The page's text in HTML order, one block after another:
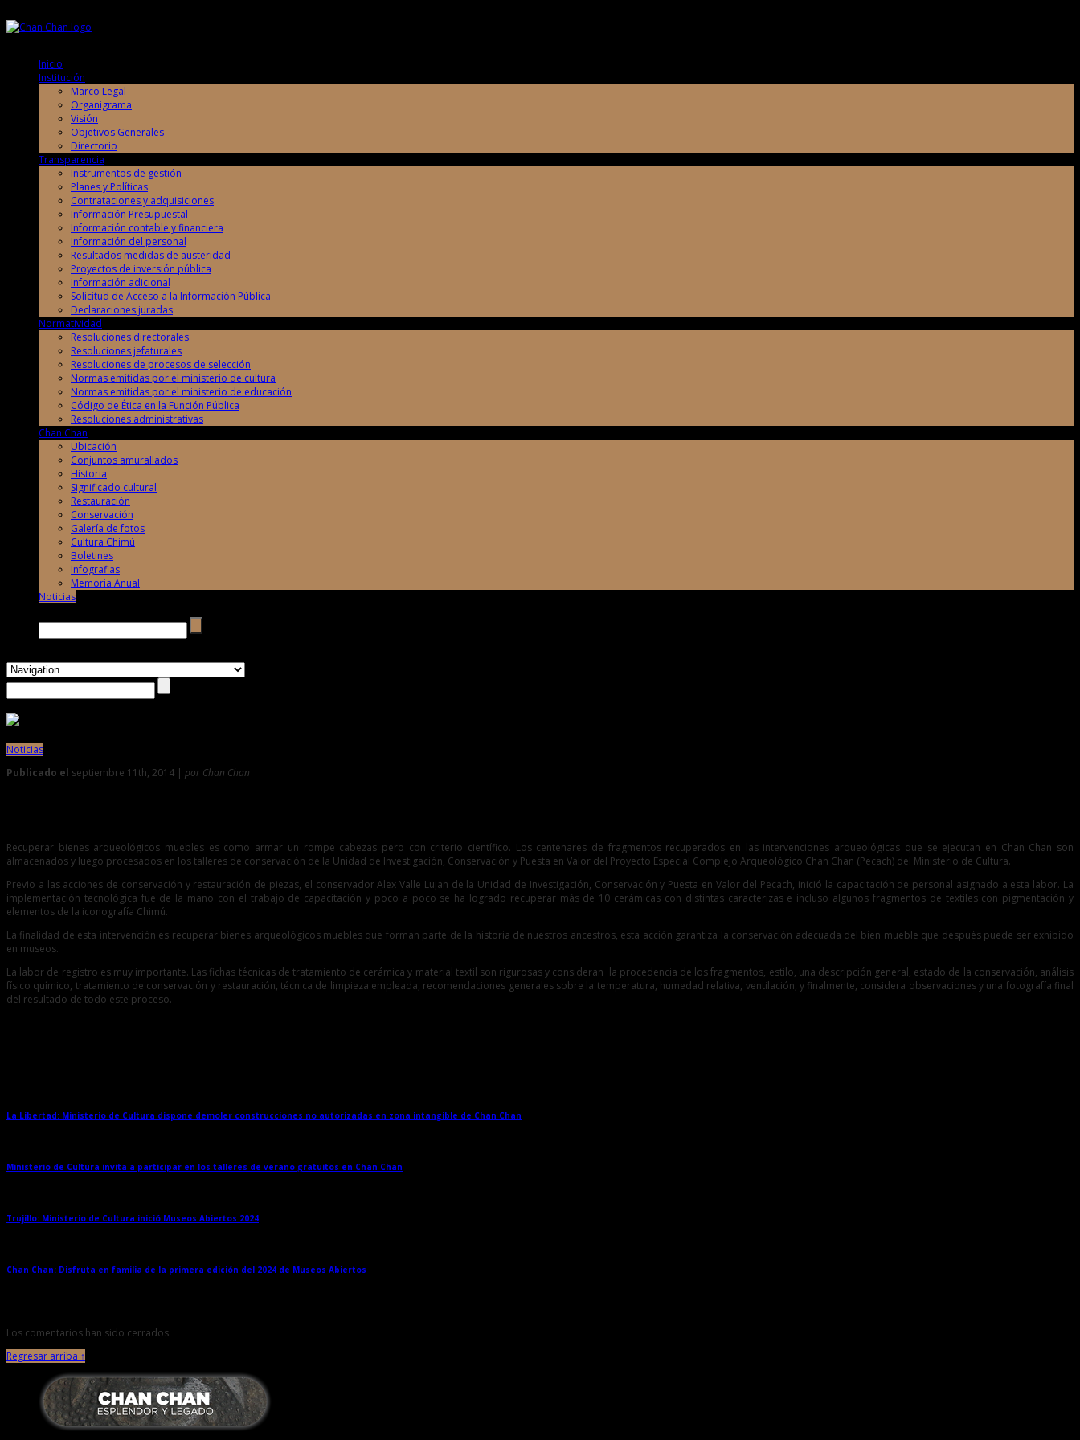
Inicio
Institución
Marco Legal
Organigrama
Visión
Objetivos Generales
Directorio
Transparencia
Instrumentos de gestión
Planes y Políticas
Contrataciones y adquisiciones
Información Presupuestal
Información contable y financiera
Información del personal
Resultados medidas de austeridad
Proyectos de inversión pública
Información adicional
Solicitud de Acceso a la Información Pública
Declaraciones juradas
Normatividad
Resoluciones directorales
Resoluciones jefaturales
Resoluciones de procesos de selección
Normas emitidas por el ministerio de cultura
Normas emitidas por el ministerio de educación
Código de Ética en la Función Pública
Resoluciones administrativas
Chan Chan
Ubicación
Conjuntos amurallados
Historia
Significado cultural
Restauración
Conservación
Galería de fotos
Cultura Chimú
Boletines
Infografias
Memoria Anual
Noticias
Noticias
Publicado el septiembre 11th, 2014 | por Chan Chan
Recuperar bienes arqueológicos muebles es como armar un rompe cabezas pero con criterio científico. Los centenares de fragmentos recuperados en las intervenciones arqueológicas que se ejecutan en Chan Chan son
almacenados y luego procesados en los talleres de conservación de la Unidad de Investigación, Conservación y Puesta en Valor del Proyecto Especial Complejo Arqueológico Chan Chan (Pecach) del Ministerio de Cultura.
Previo a las acciones de conservación y restauración de piezas, el conservador Alex Valle Lujan de la Unidad de Investigación, Conservación y Puesta en Valor del Pecach, inició la capacitación de personal asignado a esta labor. La
implementación tecnológica fue de la mano con el trabajo de capacitación y poco a poco se ha logrado recuperar más de 10 cerámicas con distintas caracterizas e incluso algunos fragmentos de textiles con pigmentación y
elementos de la iconografía Chimú.
La finalidad de esta intervención es recuperar bienes arqueológicos muebles que forman parte de la historia de nuestros ancestros, esta acción garantiza la conservación adecuada del bien mueble que después puede ser exhibido
en museos.
La labor de registro es muy importante. Las fichas técnicas de tratamiento de cerámica y material textil son rigurosas y consideran la procedencia de los fragmentos, estilo, una descripción general, estado de la conservación, análisis
físico químico, tratamiento de conservación y restauración, técnica de limpieza empleada, recomendaciones generales sobre la temperatura, humedad relativa, ventilación, y finalmente, considera observaciones y una fotografía final
del resultado de todo este proceso.
La Libertad: Ministerio de Cultura dispone demoler construcciones no autorizadas en zona intangible de Chan Chan
Ministerio de Cultura invita a participar en los talleres de verano gratuitos en Chan Chan
Trujillo: Ministerio de Cultura inició Museos Abiertos 2024
Chan Chan: Disfruta en familia de la primera edición del 2024 de Museos Abiertos
Los comentarios han sido cerrados.
Regresar arriba ↑